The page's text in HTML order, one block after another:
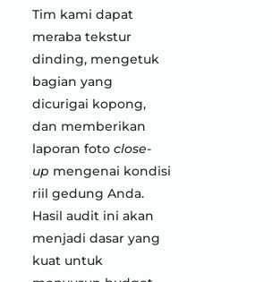
Tim kami dapat
meraba tekstur
dinding, mengetuk
bagian yang
dicurigai kopong,
dan memberikan
laporan foto close-
up mengenai kondisi
riil gedung Anda.
Hasil audit ini akan
menjadi dasar yang
kuat untuk